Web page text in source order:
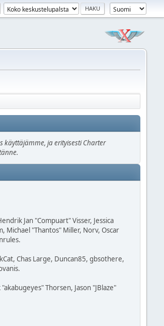
käyttäjämme, ja erityisesti Charter
Jan "Compuart" Visser, Jessica
Michael "Thantos" Miller, Norv, Oscar
Chas Large, Duncan85, gbsothere,
Thorsen, Jason "JBlaze"